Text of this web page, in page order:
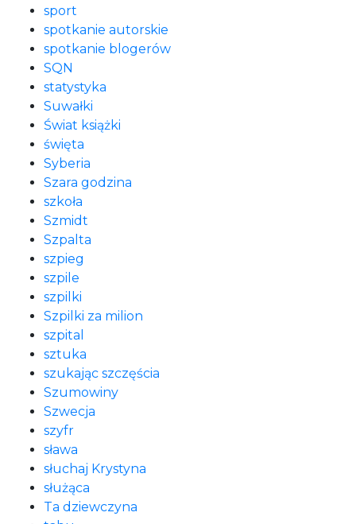
sport
spotkanie autorskie
spotkanie blogerów
SQN
statystyka
Suwałki
Świat książki
święta
Syberia
Szara godzina
szkoła
Szmidt
Szpalta
szpieg
szpile
szpilki
Szpilki za milion
szpital
sztuka
szukając szczęścia
Szumowiny
Szwecja
szyfr
sława
słuchaj Krystyna
służąca
Ta dziewczyna